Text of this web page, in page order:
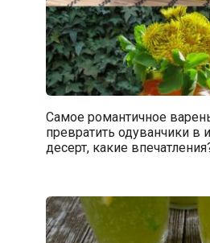
Самое романтичное
превратить одуванчики в
десерт, какие